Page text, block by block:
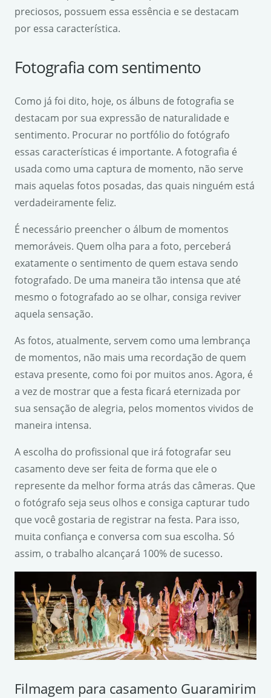
preciosos, possuem essa essência e se destacam
por essa característica.
Fotografia com sentimento
Como já foi dito, hoje, os álbuns de fotografia se
destacam por sua expressão de naturalidade e
sentimento. Procurar no portfólio do fotógrafo
essas características é importante. A fotografia é
usada como uma captura de momento, não serve
mais aquelas fotos posadas, das quais ninguém está
verdadeiramente feliz.
É necessário preencher o álbum de momentos
memoráveis. Quem olha para a foto, perceberá
exatamente o sentimento de quem estava sendo
fotografado. De uma maneira tão intensa que até
mesmo o fotografado ao se olhar, consiga reviver
aquela sensação.
As fotos, atualmente, servem como uma lembrança
de momentos, não mais uma recordação de quem
estava presente, como foi por muitos anos. Agora, é
a vez de mostrar que a festa ficará eternizada por
sua sensação de alegria, pelos momentos vividos de
maneira intensa.
A escolha do profissional que irá fotografar seu
casamento deve ser feita de forma que ele o
represente da melhor forma atrás das câmeras. Que
o fotógrafo seja seus olhos e consiga capturar tudo
que você gostaria de registrar na festa. Para isso,
muita confiança e conversa com sua escolha. Só
assim, o trabalho alcançará 100% de sucesso.
Filmagem para casamento Guaramirim